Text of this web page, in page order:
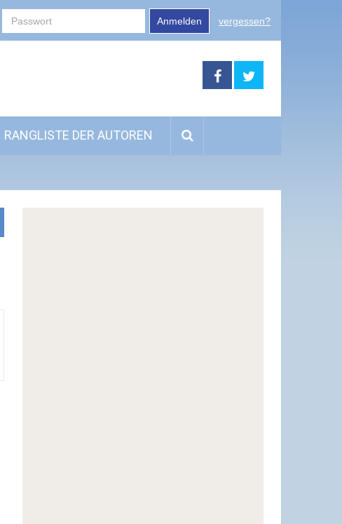
Anmelden vergessen?
RANGLISTE DER AUTOREN